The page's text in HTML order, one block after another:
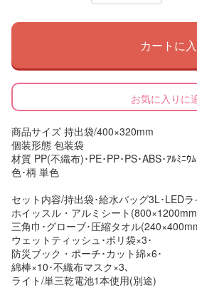
カートに
お気に入りに
商品サイズ 持出袋/400×320mm
個装形態 包装袋
材質 PP(不織布)･PE･PP･PS･ABS･ｱﾙﾐﾆｳ
色･柄 単色
セット内容/持出袋･給水バッグ3L･LEDラ
ホイッスル・アルミシート
三角巾･グローブ･圧縮タオル
ウェットティッシュ･ポリ袋×3･
防災ブック・ポーチ･カット綿×6･
綿棒×10･不織布マスク×3､
ライト/単三乾電池1本使用(別途)